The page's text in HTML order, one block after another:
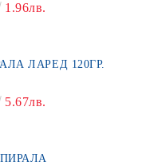
1.96лв.
5.67лв.